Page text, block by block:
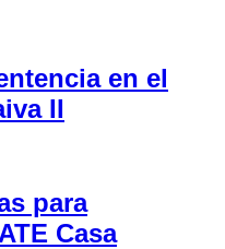
en el
II
para
Casa